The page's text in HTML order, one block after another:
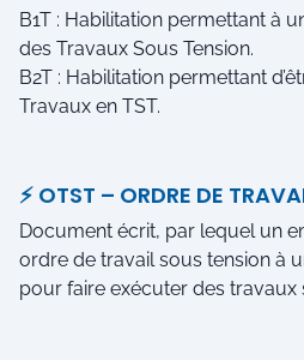
B1T : Habilitation permettant à
des Travaux Sous Tension.
B2T : Habilitation permettant
Travaux en TST.
⚡ OTST – ORDRE DE
Document écrit, par lequel un
ordre de travail sous tension à
pour faire exécuter des travaux